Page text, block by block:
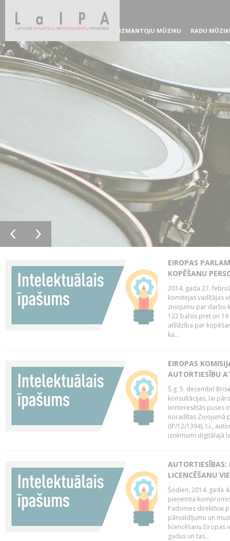
IZMANTOJU MŪZIKU RADU
EIROPAS
KOPĒŠANU
2014. gada 27.
komitejas vadītājas
ziņojumu par darbu
122 balsis pret un
atlīdzība par
ka...
EIROPAS
AUTORTIESĪBU
Š.g. 5. decembrī
konsultācijas, lai
Ieinteresētās puses
noradītas Ziņojumā
(IP/12/1394), t.i.,
izņēmumi digitālajā
AUTORTIESĪBAS:
LICENCĒŠANU
Šodien, 2014. gada
pieņemta
Padomes direktīvai
pārvaldījumu un
licencēšanu Eiropas
gadus un tas...